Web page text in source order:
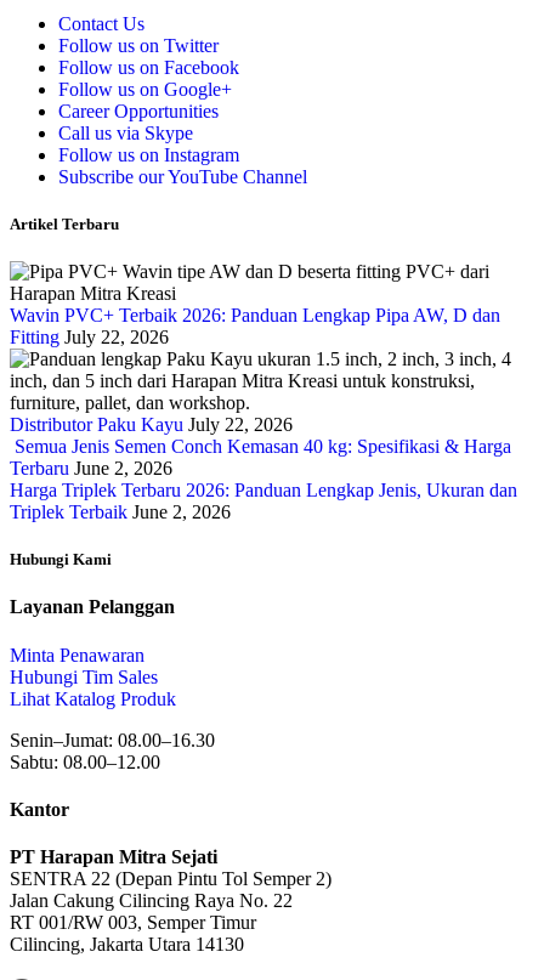
Contact Us
Follow us on Twitter
Follow us on Facebook
Follow us on Google+
Career Opportunities
Call us via Skype
Follow us on Instagram
Subscribe our YouTube Channel
Artikel Terbaru
Wavin PVC+ Terbaik 2026: Panduan Lengkap Pipa AW, D dan
Fitting July 22, 2026
Distributor Paku Kayu July 22, 2026
Semua Jenis Semen Conch Kemasan 40 kg: Spesifikasi & Harga
Terbaru June 2, 2026
Harga Triplek Terbaru 2026: Panduan Lengkap Jenis, Ukuran dan
Triplek Terbaik June 2, 2026
Hubungi Kami
Layanan Pelanggan
Minta Penawaran
Hubungi Tim Sales
Lihat Katalog Produk
Senin–Jumat: 08.00–16.30
Sabtu: 08.00–12.00
Kantor
PT Harapan Mitra Sejati
SENTRA 22 (Depan Pintu Tol Semper 2)
Jalan Cakung Cilincing Raya No. 22
RT 001/RW 003, Semper Timur
Cilincing, Jakarta Utara 14130